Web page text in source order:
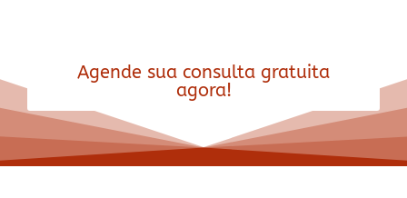
Agende sua consulta gratuita
agora!